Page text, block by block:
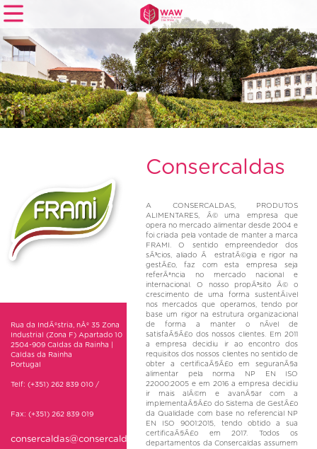
Home
Empresas
Notícias
Reservada
Contactos
Rua da IndÃºstria, nÂº 35 Zona
Industrial (Zona F) Apartado 10
2504-909 Caldas da Rainha |
Caldas da Rainha
Portugal
Telf: (+351) 262 839 010 /
Fax: (+351) 262 839 019
consercaldas@consercaldas.pt
Consercaldas
A CONSERCALDAS, PRODUTOS
ALIMENTARES, Ã© uma empresa que
opera no mercado alimentar desde 2004 e
foi criada pela vontade de manter a marca
FRAMI. O sentido empreendedor dos
sÃ³cios, aliado Ã estratÃ©gia e rigor na
gestÃ£o, faz com esta empresa seja
referÃªncia no mercado nacional e
internacional. O nosso propÃ³sito Ã© o
crescimento de uma forma sustentÃ¡vel
nos mercados que operamos, tendo por
base um rigor na estrutura organizacional
de forma a manter o nÃ­vel de
satisfaÃ§Ã£o dos nossos clientes. Em 2011
a empresa decidiu ir ao encontro dos
requisitos dos nossos clientes no sentido de
obter a certificaÃ§Ã£o em seguranÃ§a
alimentar pela norma NP EN ISO
22000:2005 e em 2016 a empresa decidiu
ir mais alÃ©m e avanÃ§ar com a
implementaÃ§Ã£o do Sistema de GestÃ£o
da Qualidade com base no referencial NP
EN ISO 9001:2015, tendo obtido a sua
certificaÃ§Ã£o em 2017. Todos os
departamentos da Consercaldas assumem